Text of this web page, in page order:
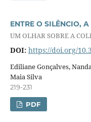
ENTRE O SILÊNCIO,
UM OLHAR SOBRE A
DOI: https://doi.org/
Ediliane Gonçalves,
Maia Silva
219-231
PDF